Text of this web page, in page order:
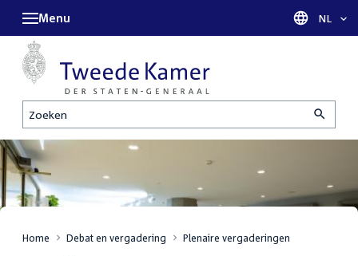
Zoeken
Menu Taal
NL
Home Debat en vergadering Plenaire vergaderingen